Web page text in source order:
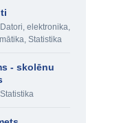
Datori, elektronika,
, Statistika
- skolēnu
Statistika